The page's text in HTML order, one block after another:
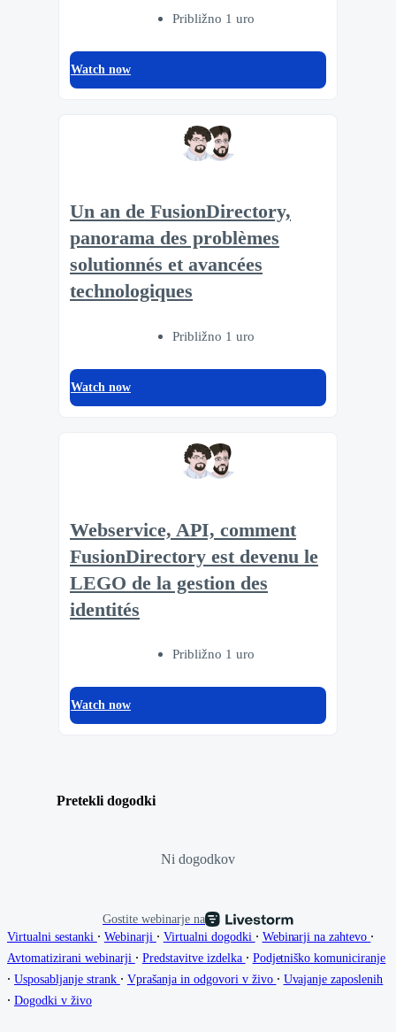
Približno 1 uro
Watch now
Un an de FusionDirectory,
panorama des problèmes
solutionnés et avancées
technologiques
Približno 1 uro
Watch now
Webservice, API, comment
FusionDirectory est devenu le
LEGO de la gestion des
identités
Približno 1 uro
Watch now
Pretekli dogodki
Ni dogodkov
Gostite webinarje na
Virtualni sestanki ∙ Webinarji ∙ Virtualni dogodki ∙ Webinarji na zahtevo ∙
Avtomatizirani webinarji ∙ Predstavitve izdelka ∙ Podjetniško komuniciranje
∙ Usposabljanje strank ∙ Vprašanja in odgovori v živo ∙ Uvajanje zaposlenih
∙ Dogodki v živo